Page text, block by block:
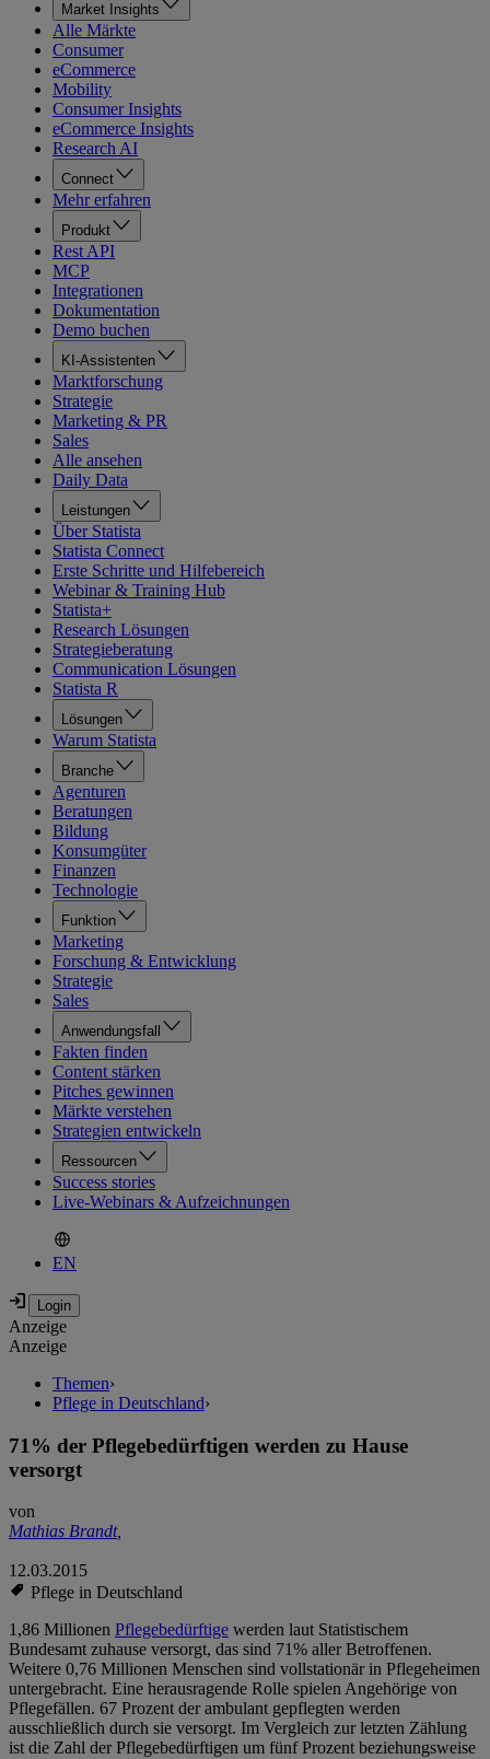
Market Insights
Alle Märkte
Consumer
eCommerce
Mobility
Consumer Insights
eCommerce Insights
Research AI
Connect
Mehr erfahren
Produkt
Rest API
MCP
Integrationen
Dokumentation
Demo buchen
KI-Assistenten
Marktforschung
Strategie
Marketing & PR
Sales
Alle ansehen
Daily Data
Leistungen
Über Statista
Statista Connect
Erste Schritte und Hilfebereich
Webinar & Training Hub
Statista+
Research Lösungen
Strategieberatung
Communication Lösungen
Statista R
Lösungen
Warum Statista
Branche
Agenturen
Beratungen
Bildung
Konsumgüter
Finanzen
Technologie
Funktion
Marketing
Forschung & Entwicklung
Strategie
Sales
Anwendungsfall
Fakten finden
Content stärken
Pitches gewinnen
Märkte verstehen
Strategien entwickeln
Ressourcen
Success stories
Live-Webinars & Aufzeichnungen
EN
Anzeige
Anzeige
Themen›
Pflege in Deutschland›
71% der Pflegebedürftigen werden zu Hause
versorgt
von
Mathias Brandt,
12.03.2015
Pflege in Deutschland
1,86 Millionen Pflegebedürftige werden laut Statistischem
Bundesamt zuhause versorgt, das sind 71% aller Betroffenen.
Weitere 0,76 Millionen Menschen sind vollstationär in Pflegeheimen
untergebracht. Eine herausragende Rolle spielen Angehörige von
Pflegefällen. 67 Prozent der ambulant gepflegten werden
ausschließlich durch sie versorgt. Im Vergleich zur letzten Zählung
ist die Zahl der Pflegebedürftigen um fünf Prozent beziehungsweise